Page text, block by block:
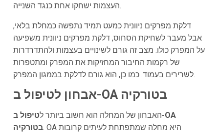
העצמות ישחקו אחת כנגד השנייה.
דלקת מפרקים ניוונית כמעט תמיד נתפשה כמחלת בלאי,
אבל מעבר לשחיקת הסחוס, דלקת מפרקים ניוונית משפיעה
על המפרק כולו. מצב זה גורם לשינויים בעצמות ולהתדרדרות
של רקמות החיבור המחזיקות את המפרק ומתטפרות
לשרירים בעמוד. כמו כן, הוא גורם לדלקת בממגון המפרק.
אבחון לטיפול ב-OA בטורקיה
האבחון של המחלה הוא חשוב ביותר לטיפול ב-OA
בטורקיה. OA היא מחלה שמתפתחת לעיתים קרובות